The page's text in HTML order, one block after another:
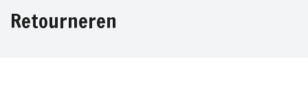
Retourneren